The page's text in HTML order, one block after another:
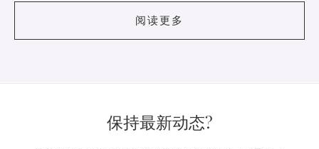
阅读更多
保持最新动态?